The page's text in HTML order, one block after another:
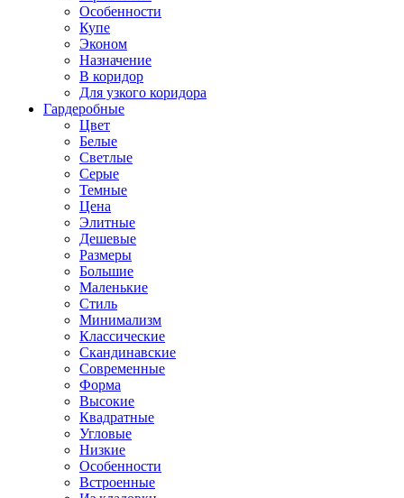
Особенности
Купе
Эконом
Назначение
В коридор
Для узкого коридора
Гардеробные
Цвет
Белые
Светлые
Серые
Темные
Цена
Элитные
Дешевые
Размеры
Большие
Маленькие
Стиль
Минимализм
Классические
Скандинавские
Современные
Форма
Высокие
Квадратные
Угловые
Низкие
Особенности
Встроенные